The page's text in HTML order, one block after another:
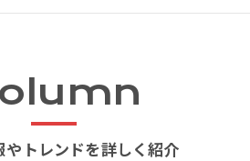
やトレンドを詳しく紹介